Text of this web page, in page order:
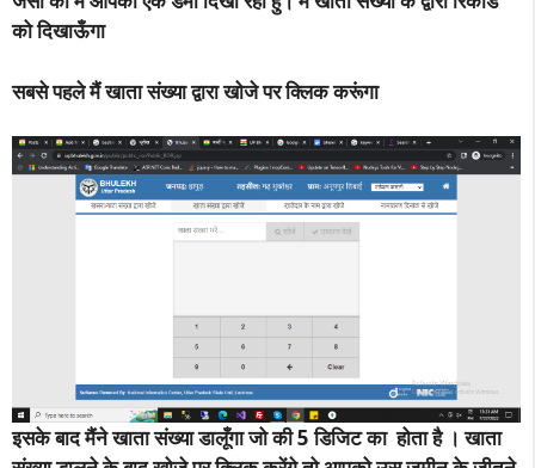
को दिखाऊँगा
सबसे पहले मैं खाता संख्या द्वारा खोजे पर क्लिक करूंगा
इसके बाद मैंने खाता संख्या डालूँगा जो की 5 डिजिट का होता है । खाता